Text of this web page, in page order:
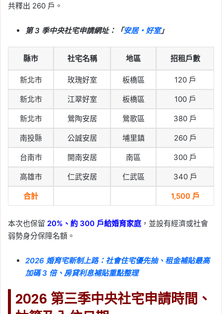
共釋出 260 戶。
第 3 季中央社宅申請網址：「安居・好室」
縣市 社宅名稱 地區 招租戶數
新北市 玫瑰好室 板橋區 120 戶
新北市 江翠好室 板橋區 100 戶
新北市 鶯陶安居 鶯歌區 380 戶
南投縣 公誠安居 埔里鎮 260 戶
台南市 開南安居 南區 300 戶
高雄市 仁武安居 仁武區 340 戶
合計 1,500 戶
本次也保留 20%、約 300 戶給婚育家庭 ，並設有經濟或社會
弱勢身分保障名額。
2026 婚育宅新制上路：社會住宅優先抽、租金補貼最高
加碼 3 倍、房貸利息補貼重點整理
2026 第三季中央社宅申請時間、